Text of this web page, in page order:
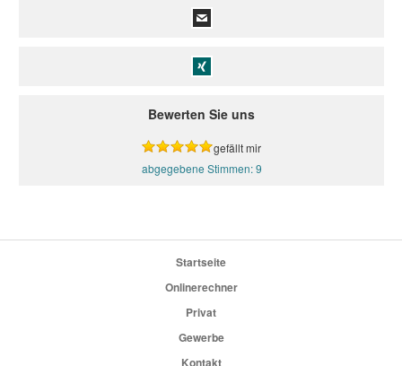
Bewerten Sie uns
gefällt mir
9
Startseite
Onlinerechner
Privat
Gewerbe
Kontakt